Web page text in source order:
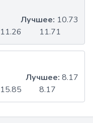
11.26 11.71
Лучшее: 10.73
15.85 8.17
Лучшее: 8.17